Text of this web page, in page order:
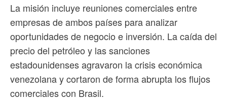
La misión incluye reuniones comerciales entre
empresas de ambos países para analizar
oportunidades de negocio e inversión. La caída del
precio del petróleo y las sanciones
estadounidenses agravaron la crisis económica
venezolana y cortaron de forma abrupta los flujos
comerciales con Brasil.